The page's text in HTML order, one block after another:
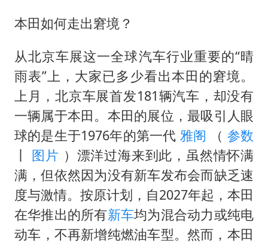
本田如何走出窘境？
从北京车展这一全球汽车行业重要的“晴
雨表”上，大家已多少看出本田的窘境。
上月，北京车展首发181辆汽车，却没有
一辆属于本田。本田的展位，最吸引人眼
球的是生于1976年的第一代 雅阁 （ 参数
丨
图片 ）漂洋过海来到此，虽然情怀满
满，但依然因为没有新车发布会而缺乏速
度与激情。按原计划，自2027年起，本田
在华推出的所有新车均为‌混合动力或纯电
动车‌，不再新增纯燃油车型。然而，‌‌本田